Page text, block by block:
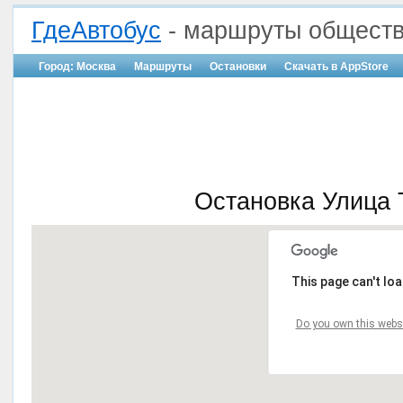
ГдеАвтобус - маршруты
Город: Москва Маршруты Остановки Скачать в AppStore
Остановка Улица
This page can't
Do you own this